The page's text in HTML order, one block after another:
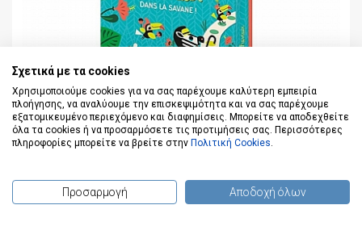
(0) προϊόντα
Σχετικά με τα cookies
Χρησιμοποιούμε cookies για να σας παρέχουμε καλύτερη εμπειρία
πλοήγησης, να αναλύουμε την επισκεψιμότητα και να σας παρέχουμε
εξατομικευμένο περιεχόμενο και διαφημίσεις. Μπορείτε να αποδεχθείτε
όλα τα cookies ή να προσαρμόσετε τις προτιμήσεις σας. Περισσότερες
πληροφορίες μπορείτε να βρείτε στην Πολιτική Cookies.
Προσαρμογή Αποδοχή όλων